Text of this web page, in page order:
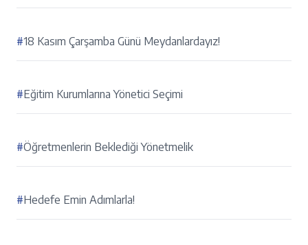
#18 Kasım Çarşamba Günü Meydanlardayız!
#Eğitim Kurumlarına Yönetici Seçimi
#Öğretmenlerin Beklediği Yönetmelik
#Hedefe Emin Adımlarla!